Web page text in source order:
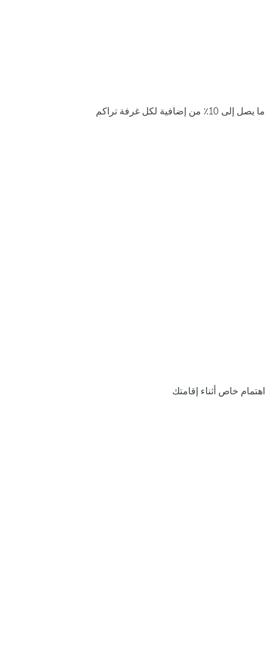
ما يصل إلى 10٪ من إضافية لكل غرفة تراكم
اهتمام خاص أثناء إقامتك